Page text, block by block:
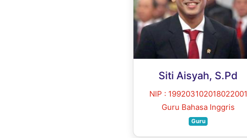
Siti Aisyah, S.Pd
NIP : 199203102018022001
Guru Bahasa Inggris
Guru